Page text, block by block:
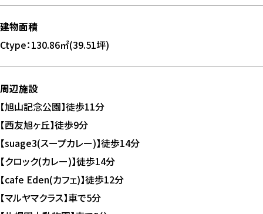
建物面積
Ctype：130.86㎡(39.51坪)
周辺施設
【旭山記念公園】徒歩11分
【西友旭ヶ丘】徒歩9分
【suage3(スープカレー)】徒歩14分
【クロック(カレー)】徒歩14分
【cafe Eden(カフェ)】徒歩12分
【マルヤマクラス】車で5分